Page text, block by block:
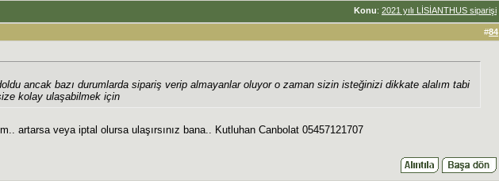
Konu: 2021 yılı LİSİANTHUS siparişi
#84
ancak bazı durumlarda sipariş verip almayanlar oluyor o zaman sizin isteğinizi dikkate alalım tabi
kolay ulaşabilmek için
artarsa veya iptal olursa ulaşırsınız bana.. Kutluhan Canbolat 05457121707